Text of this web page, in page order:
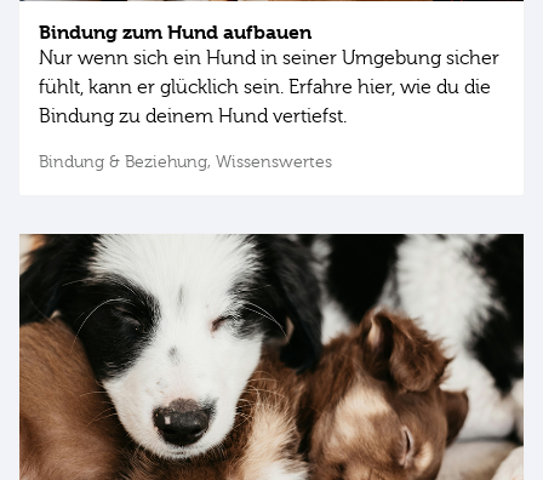
Bindung zum Hund aufbauen
Nur wenn sich ein Hund in seiner Umgebung sicher
fühlt, kann er glücklich sein. Erfahre hier, wie du die
Bindung zu deinem Hund vertiefst.
Bindung & Beziehung, Wissenswertes